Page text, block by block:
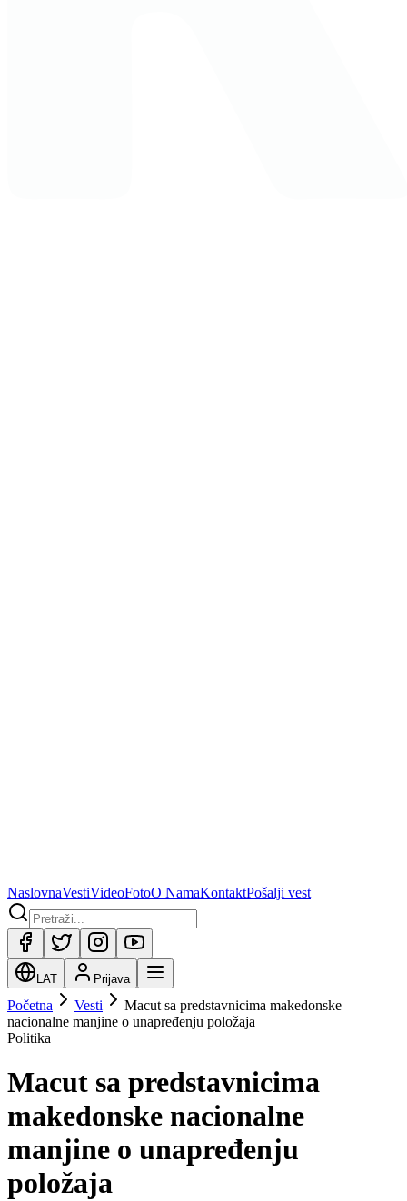
NaslovnaVestiVideoFotoO NamaKontaktPošalji vest
LAT Prijava
Početna Vesti
Macut sa predstavnicima makedonske
nacionalne manjine o unapređenju položaja
Politika
Macut sa predstavnicima
makedonske nacionalne
manjine o unapređenju
položaja